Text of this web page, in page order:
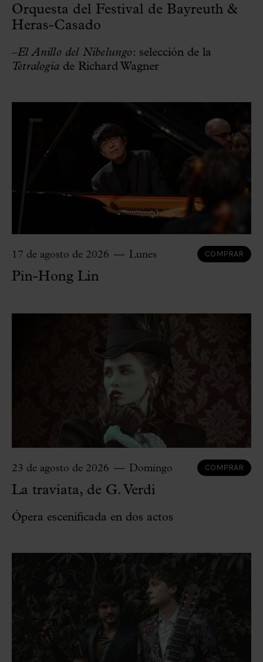
Orquesta del Festival de Bayreuth &
Heras-Casado
–El Anillo del Nibelungo: selección de la
Tetralogía de Richard Wagner
17 de agosto de 2026 Lunes COMPRAR
Pin-Hong Lin
23 de agosto de 2026 Domingo COMPRAR
La traviata, de G. Verdi
Ópera escenificada en dos actos